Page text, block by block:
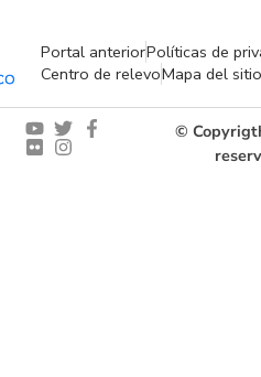
Portal anteriorPolíticas de
Centro de relevoMapa del sitio
©